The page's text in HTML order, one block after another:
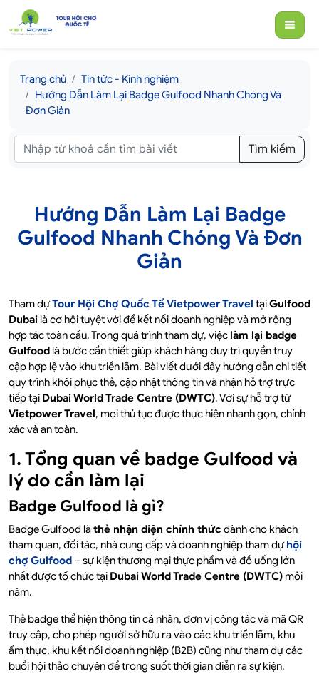
Trang chủ
Tin tức - Kinh nghiệm
Hướng Dẫn Làm Lại Badge Gulfood Nhanh Chóng Và
Đơn Giản
Tìm kiếm
Hướng Dẫn Làm Lại Badge
Gulfood Nhanh Chóng Và Đơn
Giản
Tham dựTour Hội Chợ Quốc Tế Vietpower Travel tạiGulfood
Dubai là cơ hội tuyệt vời để kết nối doanh nghiệp và mở rộng
hợp tác toàn cầu. Trong quá trình tham dự, việc làm lại badge
Gulfood là bước cần thiết giúp khách hàng duy trì quyền truy
cập hợp lệ vào khu triển lãm. Bài viết dưới đây hướng dẫn chi tiết
quy trình khôi phục thẻ, cập nhật thông tin và nhận hỗ trợ trực
tiếp tại Dubai World Trade Centre (DWTC). Với sự hỗ trợ từ
Vietpower Travel, mọi thủ tục được thực hiện nhanh gọn, chính
xác và an toàn.
1. Tổng quan về badge Gulfood và
lý do cần làm lại
Badge Gulfood là gì?
Badge Gulfood làthẻ nhận diện chính thức dành cho khách
tham quan, đối tác, nhà cung cấp và doanh nghiệp tham dựhội
chợ Gulfood – sự kiện thương mại thực phẩm và đồ uống lớn
nhất được tổ chức tại Dubai World Trade Centre (DWTC) mỗi
năm.
Thẻ badge thể hiện thông tin cá nhân, đơn vị công tác và mã QR
truy cập, cho phép người sở hữu ra vào các khu triển lãm, khu
ẩm thực, khu kết nối doanh nghiệp (B2B) cũng như tham dự các
buổi hội thảo chuyên đề trong suốt thời gian diễn ra sự kiện.